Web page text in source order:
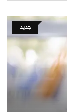
والتفريغ
خرسانية إذا
على الأصل
الإنتاجية أو
تضاف على
؛ المعالجة
جديد